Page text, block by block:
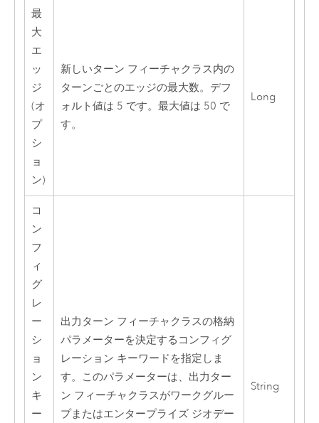
最
大
エ
ッ
ジ
(オ
プ
シ
ョ
ン)
新しいターン フィーチャクラス内の
ターンごとのエッジの最大数。デフ
ォルト値は 5 です。最大値は 50 で
す。
Long
コ
ン
フ
ィ
グ
レ
ー
シ
ョ
ン
キ
ー
出力ターン フィーチャクラスの格納
パラメーターを決定するコンフィグ
レーション キーワードを指定しま
す。このパラメーターは、出力ター
ン フィーチャクラスがワークグルー
プまたはエンタープライズ ジオデー
String